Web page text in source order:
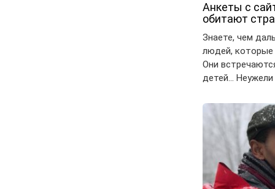
Анкеты с
обитают
Знаете, чем
людей, которые
Они
детей…